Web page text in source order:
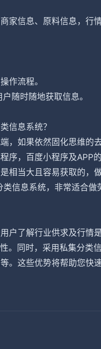
家信息、原料信息，行
作流程。
随时随地获取信息。
信息系统？
，如果依然固化思维的
序，百度小程序及APP
相当大且容易获取的，
信息系统，非常适合做
户了解行业供求及行情
。同时，采用私集分类
。这些优势将帮助您快